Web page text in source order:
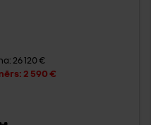
26 120 €
2 590 €